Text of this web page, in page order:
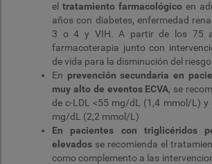
el tratamiento farmacológicoen
años con diabetes, enfermedad
3 o 4 y VIH. A partir de los 75
farmacoterapia junto con
de vida para la disminución del riesgo
En prevención secundaria en
muy alto de eventos ECVA, se
de c-LDL <55 mg/dL (1,4 mmol/L) y
mg/dL (2,2 mmol/L)
En pacientes con triglicéridos
elevados se recomienda el
como complemento a las